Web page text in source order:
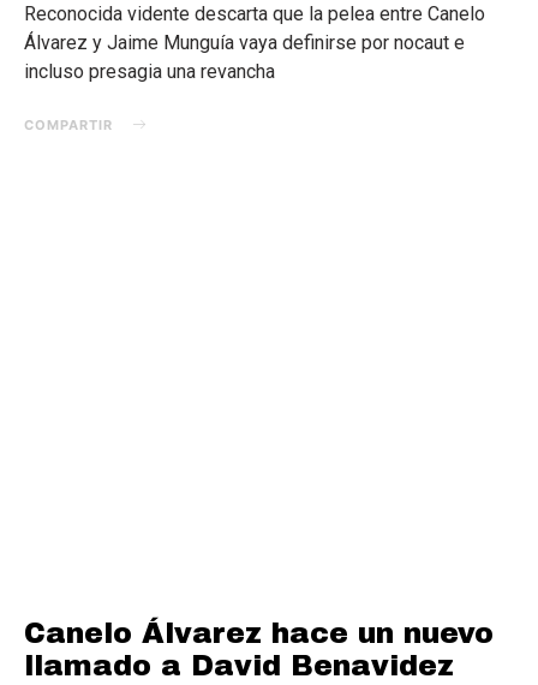
Reconocida vidente descarta que la pelea entre Canelo
Álvarez y Jaime Munguía vaya definirse por nocaut e
incluso presagia una revancha
COMPARTIR
Canelo Álvarez hace un nuevo
llamado a David Benavidez